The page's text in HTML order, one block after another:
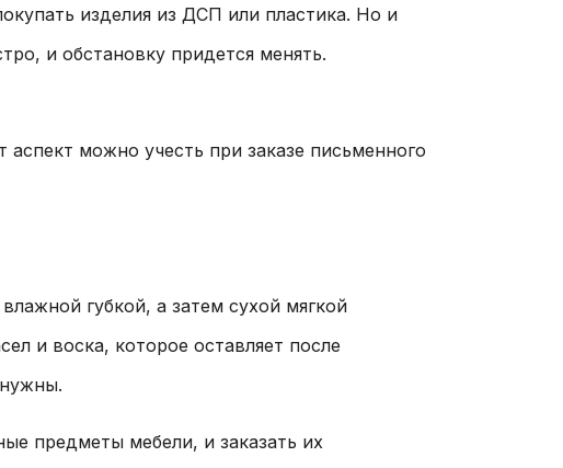
изделия из ДСП или пластика. Но и
и обстановку придется менять.
можно учесть при заказе письменного
губкой, а затем сухой мягкой
и воска, которое оставляет после
предметы мебели, и заказать их